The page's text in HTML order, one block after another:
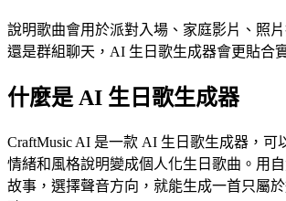
說明歌曲會用於派對入場、家庭影片、照
還是群組聊天，AI 生日歌生成器會更貼合
什麼是 AI 生日歌生成器
CraftMusic AI 是一款 AI 生日歌生成器，可
情緒和風格說明變成個人化生日歌曲。用
故事，選擇聲音方向，就能生成一首只屬